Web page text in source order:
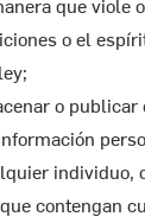
o el
o
individuo,
contengan